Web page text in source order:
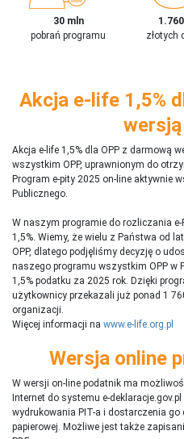
30 mln
pobrań programu
złotych
Akcja e-life 1,5%
Akcja e-life 1,5% dla OPP z darmową
wszystkim OPP, uprawnionym do
Program e-pity 2025 on-line aktywnie
Publicznego.
W naszym programie do rozliczania
1,5%. Wiemy, że wielu z Państwa od
OPP, dlatego podjęliśmy decyzję o
naszego programu wszystkim OPP w
1,5% podatku za 2025 rok. Dzięki
użytkownicy przekazali już ponad 1
organizacji.
Więcej informacji na www.e-life.org.pl
Wersja online
W wersji on-line podatnik ma
Internet do systemu e-
wydrukowania PIT-a i dostarczenia go
papierowej. Możliwe jest także